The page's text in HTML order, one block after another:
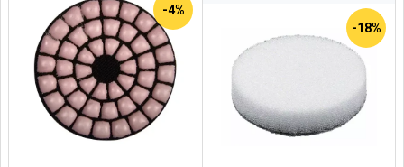
-4%
-18%